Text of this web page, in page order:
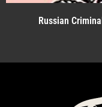
Russian